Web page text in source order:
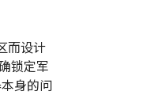
而设计
锁定军
身的问